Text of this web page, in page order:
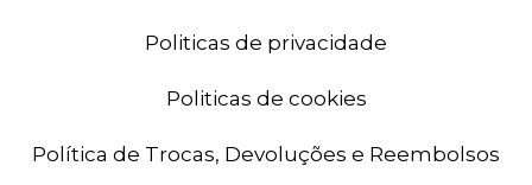
Politicas de privacidade
Politicas de cookies
Política de Trocas, Devoluções e Reembolsos